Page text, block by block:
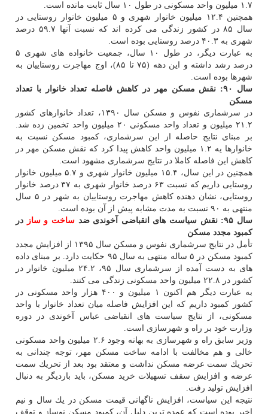
۱.۷ میلیون واحد مسكونی در طول ۱۰ سال ثابت مانده است.
همچنین ۱۲.۴ میلیون خانوار شهری و ۵ میلیون خانوار روستایی در
سال ۸۵ در كشور زندگی می كرده اند كه نسبت آنها ۵۹.۷ درصد
شهری به ۴۰.۳ درصد روستایی بوده است.
به عبارت دیگر، در طول ۱۰ سال، جمعیت خانواده های شهری ۵
درصد رشد داشته و این دهه (۷۵ تا ۸۵)، اوج مهاجرت روستاییان به
شهرها بوده است.
سال ۹۰: نقش مسكن مهر در كاهش فاصله تعداد خانوار با تعداد
مسكن
در سرشماری نفوس و مسكن سال ۱۳۹۰، تعداد خانوارهای كشور
۲۱.۲ میلیون و تعداد واحد مسكونی ۲۰ میلیون واحد تخمین زده شد.
بر مبنای نتایج حاصله از این سرشماری، كمبود مسكن نسبت به
خانوارها یه ۱.۲ میلیون واحد كاهش پیدا كرد كه نقش مسكن مهر در
كاهش این فاصله كاملا در نتایج سرشماری مشهود است.
همچنین در این سال، ۱۵.۴ میلیون خانوار شهری و ۵.۷ میلیون خانوار
روستایی داریم كه نسبت ۶۳ درصد خانوار شهری به ۳۷ درصد خانوار
روستایی، نشان دهنده كاهش مهاجرت روستاییان به شهر در ۵ سال
منتهی به ۹۰ نسبت به مدت مشابه پیش از آن بوده است.
سال ۹۵: نقش سیاست های انقباضی آخوندی ضد
ساخت و ساز
در
كمبود مجدد مسكن
تأمل در نتایج سرشماری نفوس و مسكن سال ۱۳۹۵ از افزایش مجدد
كمبود مسكن در ۵ ساله منتهی به سال ۹۵ حكایت دارد. بر مبنای داده
های به دست آمده از سرشماری سال ۹۵، ۲۴.۲ میلیون خانوار در
كشور در ۲۲.۸ میلیون واحد مسكونی زندگی می كنند.
به عبارت دیگر هم اكنون ۱ میلیون و ۴۰۰ هزار واحد مسكونی در
كشور كمبود داریم كه این افزایش فاصله میان تعداد خانوار با واحد
مسكونی، از نتایج سیاست های انقباضی عباس آخوندی در دوره
وزارت خود بر راه و شهرسازی است.
وزیر سابق راه و شهرسازی به بهانه وجود ۲.۶ میلیون واحد مسكونی
خالی و هم مخالفت با ادامه ساخت مسكن مهر، توجه چندانی به
تحریك سمت عرضه مسكن نداشت و معتقد بود بعد از تحریك سمت
عرضه و افزایش سقف تسهیلات خرید مسكن، باید باردیگر به دنبال
افزایش تولید رفت.
نتیجه این سیاست، افزایش ناگهانی قیمت مسكن در یك سال و نیم
اخیر بوده است كه عمده ترین دلیل آن، كمبود مسكن نوساز و توقف